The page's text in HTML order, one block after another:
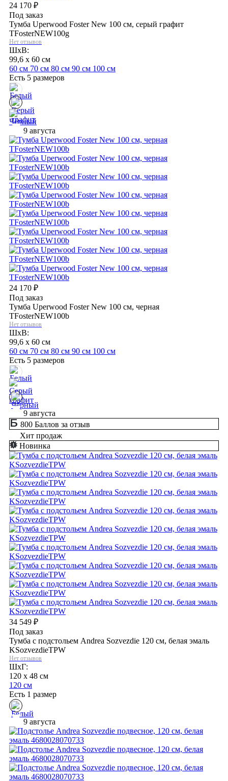
24 170 ₽
Под заказ
Тумба Uperwood Foster New 100 см, серый графит
TFosterNEW100g
Нет отзывов
ШхВ:
99,6 x 60 см
60 см 70 см 80 см 90 см 100 см
Есть 5 размеров
9 августа
24 170 ₽
Под заказ
Тумба Uperwood Foster New 100 см, черная
TFosterNEW100b
Нет отзывов
ШхВ:
99,6 x 60 см
60 см 70 см 80 см 90 см 100 см
Есть 5 размеров
9 августа
800 Баллов за отзыв
Хит продаж
Новинка
34 549 ₽
Под заказ
Тумба с подстольем Andrea Sozvezdie 120 см, белая эмаль
KSozvezdieTPW
Нет отзывов
ШхГ:
120 x 48 см
120 см
Есть 1 размер
9 августа